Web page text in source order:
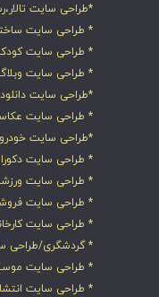
*طراحی سایت
* طراحی سایت
* طراحی سایت
* طراحی سایت
*طراحی سایت
* طراحی سایت
*طراحی سایت خودرو
* طراحی سایت
* طراحی سایت
* طراحی سایت
* طراحی سایت
* گردشگری/طراحی
* طراحی سایت
* طراحی سایت